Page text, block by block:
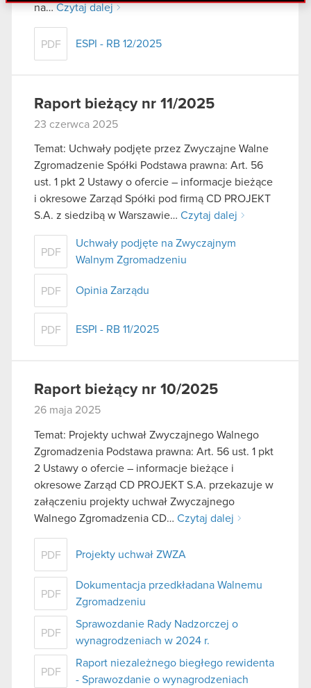
danymi otrzymanymi od Ciebie lub uzyskanymi
korzystanie z naszej witryny, zgadasz się na
na… Czytaj dalej
PDF ESPI - RB 12/2025
Raport bieżący nr 11/2025
23 czerwca 2025
Temat: Uchwały podjęte przez Zwyczajne Walne
Zgromadzenie Spółki Podstawa prawna: Art. 56
ust. 1 pkt 2 Ustawy o ofercie – informacje bieżące
i okresowe Zarząd Spółki pod firmą CD PROJEKT
S.A. z siedzibą w Warszawie… Czytaj dalej
PDF
Uchwały podjęte na Zwyczajnym
Walnym Zgromadzeniu
PDF Opinia Zarządu
PDF ESPI - RB 11/2025
Raport bieżący nr 10/2025
26 maja 2025
Temat: Projekty uchwał Zwyczajnego Walnego
Zgromadzenia Podstawa prawna: Art. 56 ust. 1 pkt
2 Ustawy o ofercie – informacje bieżące i
okresowe Zarząd CD PROJEKT S.A. przekazuje w
załączeniu projekty uchwał Zwyczajnego
Walnego Zgromadzenia CD… Czytaj dalej
PDF Projekty uchwał ZWZA
PDF
Dokumentacja przedkładana Walnemu
Zgromadzeniu
PDF
Sprawozdanie Rady Nadzorczej o
wynagrodzeniach w 2024 r.
PDF
Raport niezależnego biegłego rewidenta
- Sprawozdanie o wynagrodzeniach